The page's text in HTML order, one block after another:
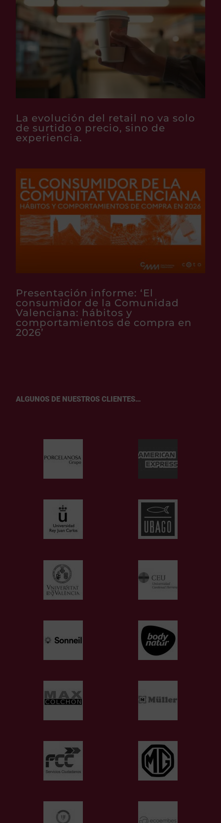
La evolución del retail no va solo
de surtido o precio, sino de
experiencia.
Presentación informe: ‘El
consumidor de la Comunidad
Valenciana: hábitos y
comportamientos de compra en
2026’
ALGUNOS DE NUESTROS CLIENTES…